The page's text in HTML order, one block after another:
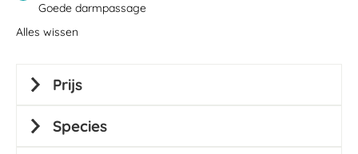
Goede darmpassage
Alles wissen
Prijs
Species